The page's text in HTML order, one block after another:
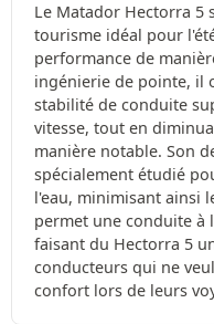
Le Matador Hectorra 5
tourisme idéal pour
performance de
ingénierie de pointe, il
stabilité de conduite
vitesse, tout en
manière notable. Son
spécialement étudié
l'eau, minimisant ainsi
permet une conduite à
faisant du Hectorra 5
conducteurs qui ne
confort lors de leurs